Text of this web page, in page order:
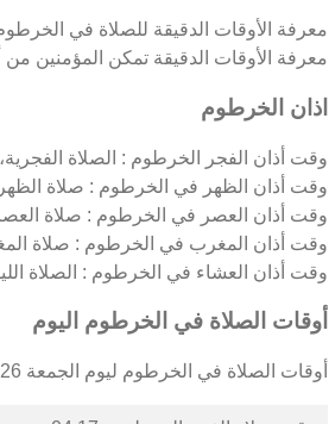
معرفة الأوقات الدقيقة للصلاة في
معرفة الأوقات الدقيقة تمكن المؤمنين من
اذان الخرطوم
وقت أذان الفجر الخرطوم : الصلاة الفجرية،
وقت أذان الظهر في الخرطوم : صلاة
وقت أذان العصر في الخرطوم : صلاة
وقت أذان المغرب في الخرطوم : صلاة
وقت أذان العشاء في الخرطوم : الصلاة
أوقات الصلاة في الخرطوم اليوم
أوقات الصلاة في الخرطوم ليوم الجمعة 07/08/2026 كالتالي :